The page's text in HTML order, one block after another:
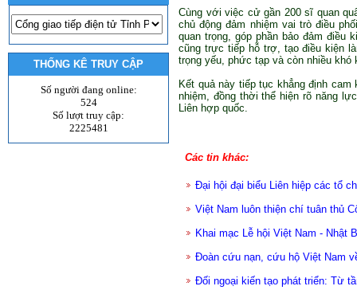
THỐNG KÊ TRUY CẬP
Số người đang online:
524
Số lượt truy cập:
2225481
Cùng với việc cử gần 200 sĩ quan
chủ động đảm nhiệm vai trò điều
quan trọng, góp phần bảo đảm điều
cũng trực tiếp hỗ trợ, tạo điều kiện
trọng yếu, phức tạp và còn nhiều khó
Kết quả này tiếp tục khẳng định
nhiệm, đồng thời thể hiện rõ năng
Liên hợp quốc.
Các tin khác:
Đại hội đại biểu Liên hiệp các tổ
Việt Nam luôn thiện chí tuân thủ
Khai mạc Lễ hội Việt Nam - Nhật
Đoàn cứu nạn, cứu hộ Việt Nam
Đối ngoại kiến tạo phát triển: Từ